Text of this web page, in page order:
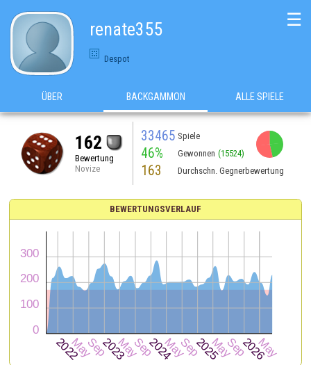
renate355
Despot
☰
ÜBER BACKGAMMON ALLE SPIELE
162
Bewertung
Novize
33465 Spiele
46% Gewonnen (15524)
163 Durchschn. Gegnerbewertung
BEWERTUNGSVERLAUF